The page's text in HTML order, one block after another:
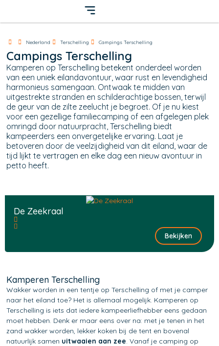
Nederland Terschelling Campings Terschelling
Campings Terschelling
Kamperen op Terschelling betekent onderdeel worden
van een uniek eilandavontuur, waar rust en levendigheid
harmonieus samengaan. Ontwaak te midden van
uitgestrekte stranden en schilderachtige bossen, terwijl
de geur van de zilte zeelucht je begroet. Of je nu kiest
voor een gezellige familiecamping of een afgelegen plek
omringd door natuurpracht, Terschelling biedt
kampeerders een onvergetelijke ervaring. Laat je
betoveren door de veelzijdigheid van dit eiland, waar de
tijd lijkt te vertragen en elke dag een nieuw avontuur in
petto heeft.
De Zeekraal
Bekijken
Kamperen Terschelling
Wakker worden in een tentje op Terschelling of met je camper
naar het eiland toe? Het is allemaal mogelijk. Kamperen op
Terschelling is iets dat iedere kampeerliefhebber eens gedaan
moet hebben. Denk er maar eens over na: met je tenen in het
zand wakker worden, lekker koken bij de tent en bovenal
natuurlijk samen uitwaaien aan zee. Vanaf je camping op